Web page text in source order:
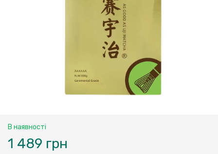
В наявності
1 489 грн